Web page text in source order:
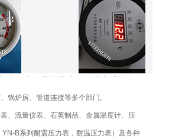
炉房、管道连接等多个部门。
、流量仪表、石英制品、金属温度计、压
B系列耐震压力表，耐温压力表）及各种